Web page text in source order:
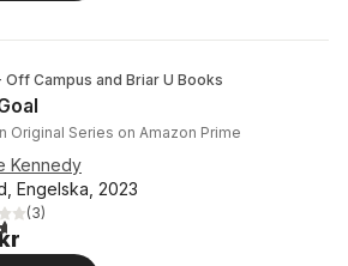
Off Campus and Briar U Books
Original Series on Amazon Prime
Kennedy
Engelska, 2023
5 stjärnor. Totalt antal röster:
(3)